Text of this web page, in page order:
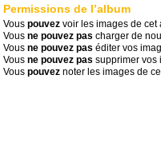
Permissions de l’album
Vous pouvez voir les images de cet
Vous ne pouvez pas charger de
Vous ne pouvez pas éditer vos
Vous ne pouvez pas supprimer vos
Vous pouvez noter les images de